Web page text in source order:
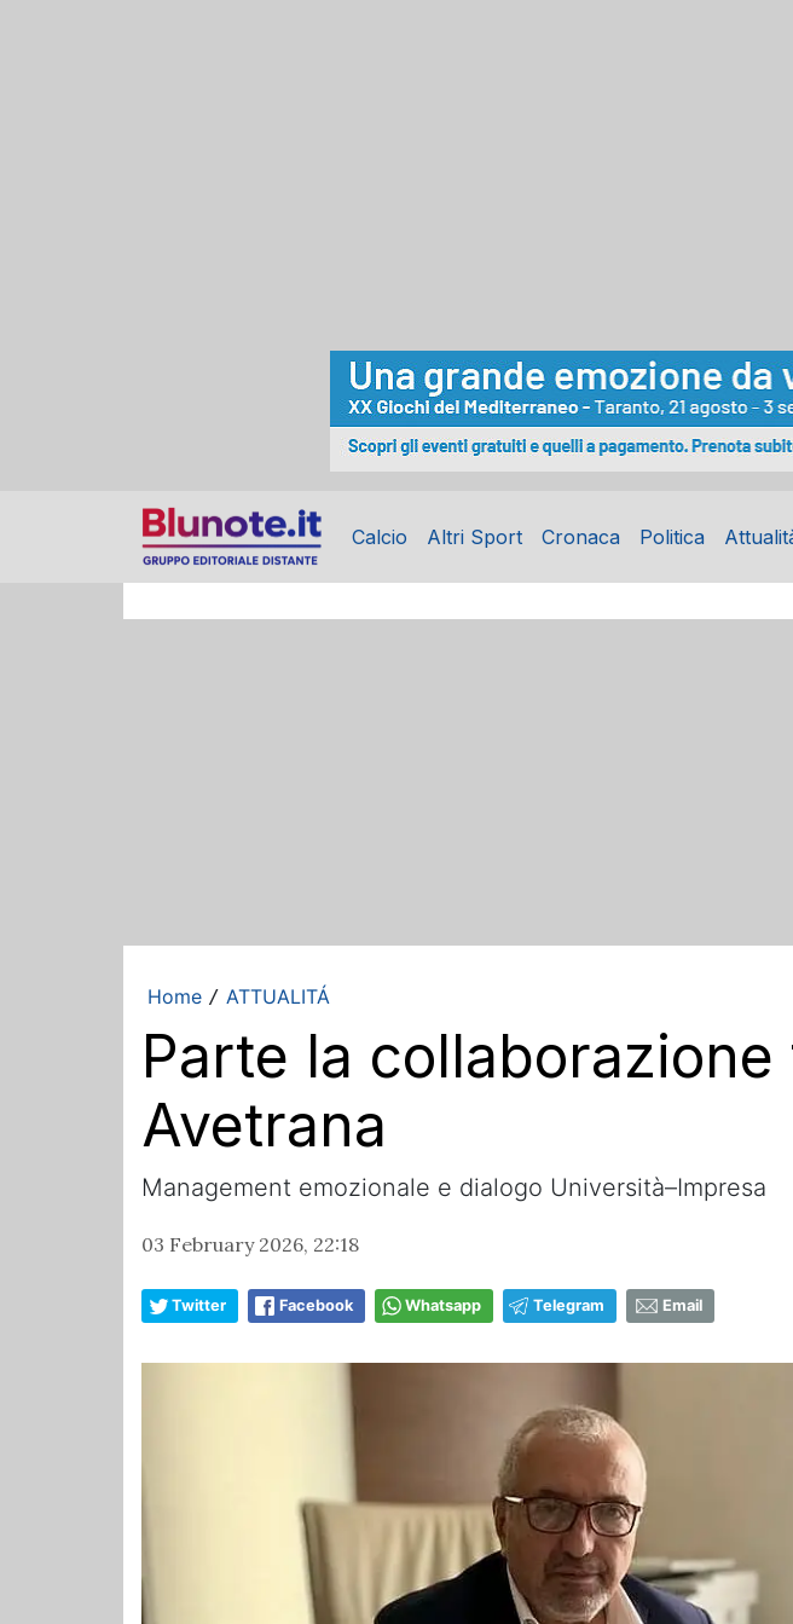
Calcio Altri Sport Cronaca Politica
Home / ATTUALITÁ
Parte la
Avetrana
Management emozionale e dialogo Università–Impresa
03 February 2026, 22:18
Twitter Facebook Whatsapp Telegram Email